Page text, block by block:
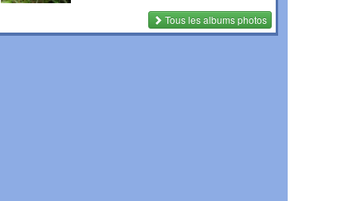
Tous les albums photos